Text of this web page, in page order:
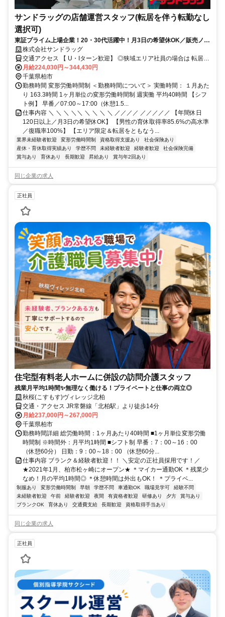
サンドラッグの店舗運営スタッフ(転居を伴う転勤なし
選択可)
東証プライム上場企業！20・30代活躍中！月3日の希望休OK／販売ノル
マなし／年収例32歳SV816万円／販促企画～商品管理など店舗運営がメ
インの仕事
株式会社サンドラッグ
交通アクセス 【 U・Iターン歓迎】 ◎狭域エリア社員の場合は 転居を
伴う転勤はありません。 ◎マイカー通勤OK
月給224,030円～344,430円
千葉県柏市
勤務時間 変形労働時間制 ＜勤務時間について＞ 実働時間： １月あた
り 163.3時間 1ヶ月単位の変形労働時間制 週実働 平均40時間 【シフ
ト例】 早番／07:00～17:00（休憩1.5...
仕事内容 ＼ ＼ ＼ ＼＼ ＼ ＼ ＼ ＼ ／／／／ ／／／／／ 【年間休日
120日以上／月3日の希望休OK】 【男性の育休取得率85.6%の高水準
／復職率100%】 【エリア限定＆転居をともなう...
業界未経験者歓迎 変形労働時間制 資格取得支援あり
社会保険あり
産休・育休取得実績あり
学歴不問 未経験者歓迎 経験者歓迎
社会保険完備
賞与あり
育休あり 長期歓迎 昇給あり 賞与年2回あり
同じ企業の求人
正社員
住宅型有料老人ホームに併設の訪問介護スタッフ
残業月平均1時間✨無理なく働ける！プライベートと仕事の両立◎
秋桜(こすもす)ヴィレッジ北柏
交通・アクセス JR常磐線「北柏駅」より徒歩14分
月給237,000円～267,000円
千葉県柏市
勤務時間詳細 総労働時間：1ヶ月あたり40時間 ■1ヶ月単位変形労働
時間制 ※時間外：月平均1時間 ■シフト制 早番：7：00～16：00
（休憩60分） 日勤：9：00～18：00 （休憩60分...
仕事内容 ブランク＆経験者歓迎！！ ＼安定の正社員採用です！／
★2021年1月、柏市松ヶ崎にオープン★ ＊マイカー通勤OK ＊残業少
なめ！月の平均1時間◎ ＊休憩時間は外出もOK！ ＊プライベ...
制服あり 変形労働時間制 早朝 学歴不問 車通勤OK 職場見学可
経験不問
未経験者歓迎
午前 経験者歓迎 夜間 有資格者歓迎 研修あり 夕方
賞与あり
ブランクOK
育休あり 交通費支給 長期歓迎 資格取得手当あり
同じ企業の求人
正社員